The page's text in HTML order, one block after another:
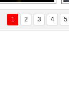
ÖZYANIK
Değişti?
Delta uçağına
yıldırım çarptı
1 2 3 4 5